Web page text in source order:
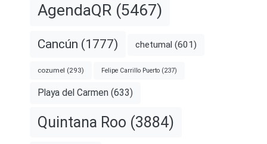
AgendaQR (5467)
Cancún (1777) chetumal (601)
cozumel (293) Felipe Carrillo Puerto (237)
Playa del Carmen (633)
Quintana Roo (3884)